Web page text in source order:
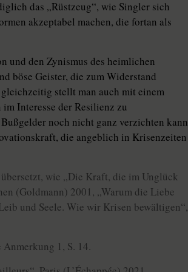
das „Rüstzeug“, wie Singler sich
akzeptabel machen, die fortan als
und den Zynismus des heimlichen
böse Geister, die zum Widerstand
stellt man auch mit einem
im Interesse der Resi­lienz zu
noch nicht ganz verzichten kann
die angeblich in Krisenzeiten
wie „Die Kraft, die im Unglück
(Goldmann) 2001, „Warum die Liebe
und Seele. Wie wir Krisen bewältigen“,
1, S. 14.